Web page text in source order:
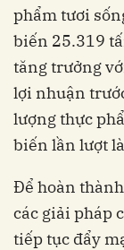
phẩm tươi
biến 25.319
tăng trưởng
lợi nhuận
lượng thực
biến lần lượt
Để hoàn
các giải pháp
tiếp tục đẩy